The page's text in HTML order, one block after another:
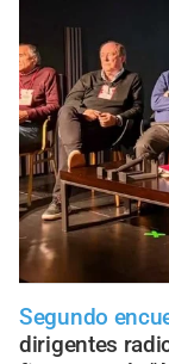
Segundo
dirigentes